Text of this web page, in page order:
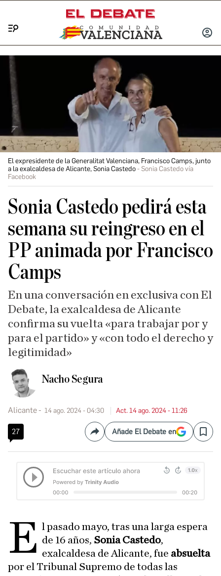
INICIAR
El expresidente de la Generalitat Valenciana, Francisco Camps, junto
a la exalcaldesa de Alicante, Sonia Castedo
Sonia Castedo vía
Facebook
Sonia Castedo pedirá esta
semana su reingreso en el
PP animada por Francisco
Camps
En una conversación en exclusiva con El
Debate, la exalcaldesa de Alicante
confirma su vuelta «para trabajar por y
para el partido» y «con todo el derecho y
legitimidad»
Nacho Segura
Alicante 14 ago. 2024 - 04:30 Act. 14 ago. 2024 - 11:26
27 CompartirAñade El Debate en Save
E l pasado mayo, tras una larga espera
de 16 años, Sonia Castedo,
exalcaldesa de Alicante, fue absuelta
por el Tribunal Supremo de todas las